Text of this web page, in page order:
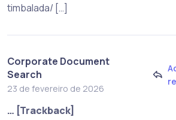
timbalada/ […]
Corporate Document
Search
23 de fevereiro de 2026
… [Trackback]